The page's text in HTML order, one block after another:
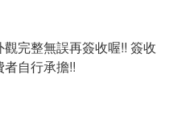
完整無誤再簽收喔!! 簽收
自行承擔!!